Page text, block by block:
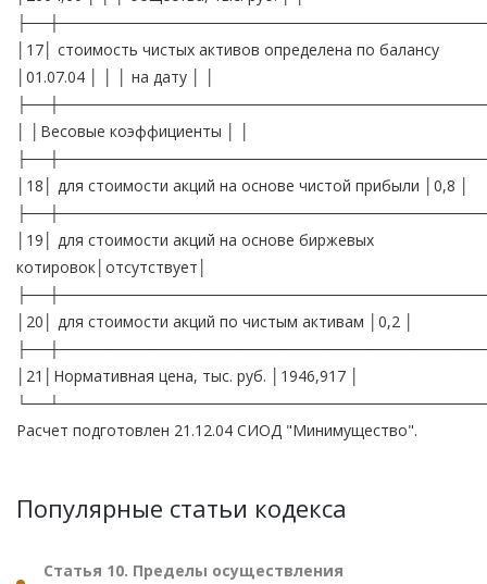
│17│ стоимость чистых активов определена по балансу
│01.07.04 │ │ │ на дату │ │
│ │Весовые коэффициенты │ │
│18│ для стоимости акций на основе чистой прибыли │0,8 │
│19│ для стоимости акций на основе биржевых
котировок│отсутствует│
│20│ для стоимости акций по чистым активам │0,2 │
│21│Нормативная цена, тыс. руб. │1946,917 │
Расчет подготовлен 21.12.04 СИОД "Минимущество".
Популярные статьи кодекса
Статья 10. Пределы осуществления